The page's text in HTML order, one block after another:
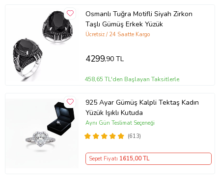
Osmanlı Tuğra Motifli Siyah Zirkon
Taşlı Gümüş Erkek Yüzük
Ücretsiz / 24 Saatte Kargo
4299,90 TL
458,65 TL'den Başlayan Taksitlerle
925 Ayar Gümüş Kalpli Tektaş Kadın
Yüzük Işıklı Kutuda
(613)
Aynı Gün Teslimat Seçeneği
Sepet Fiyatı 1615,00 TL